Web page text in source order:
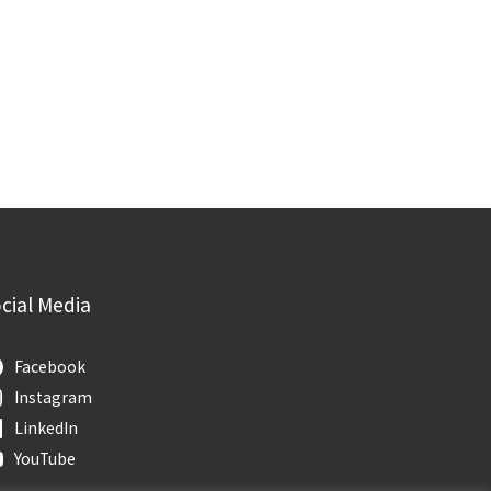
Media
Facebook
Instagram
LinkedIn
YouTube